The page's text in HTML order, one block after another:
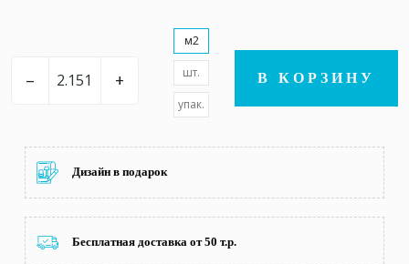
– +
м2
шт.
упак.
В КОРЗИНУ
Дизайн в подарок
Бесплатная доставка от 50 т.р.